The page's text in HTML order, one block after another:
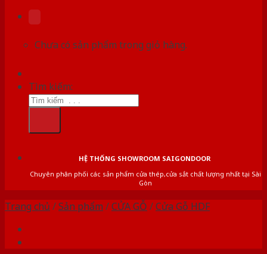
Chưa có sản phẩm trong giỏ hàng.
Tìm kiếm:
HỆ THỐNG SHOWROOM SAIGONDOOR
Chuyên phân phối các sản phẩm cửa thép,cửa sắt chất lượng nhất tại Sài
Gòn
Trang chủ /Sản phẩm /CỬA GỖ /Cửa Gỗ HDF